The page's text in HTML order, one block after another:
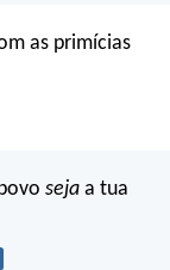
as primícias
seja a tua